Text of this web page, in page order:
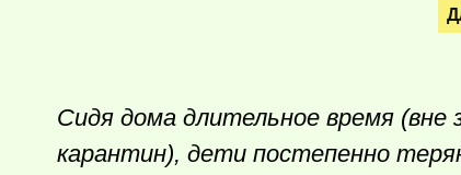
Сидя дома длительное время
карантин), дети постепенно